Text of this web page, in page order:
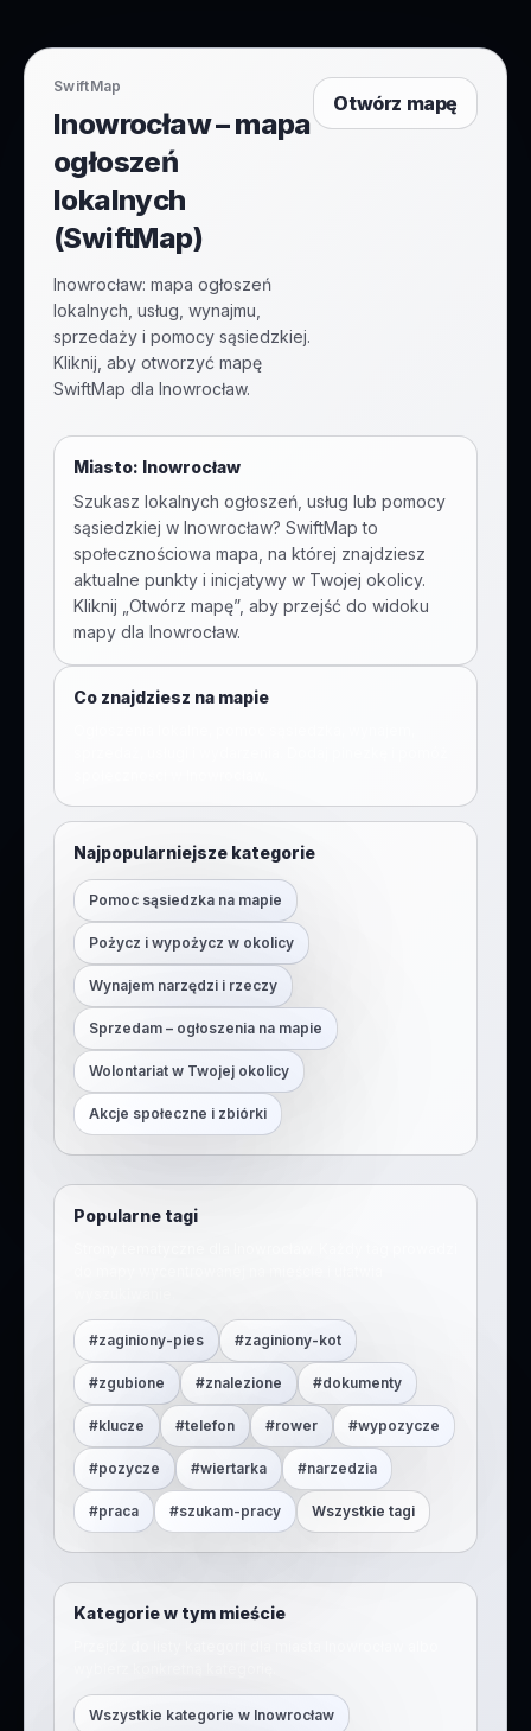
SwiftMap
Inowrocław – mapa
ogłoszeń
lokalnych
(SwiftMap)
Inowrocław: mapa ogłoszeń
lokalnych, usług, wynajmu,
sprzedaży i pomocy sąsiedzkiej.
Kliknij, aby otworzyć mapę
SwiftMap dla Inowrocław.
Otwórz mapę
Miasto: Inowrocław
Szukasz lokalnych ogłoszeń, usług lub pomocy
sąsiedzkiej w Inowrocław? SwiftMap to
społecznościowa mapa, na której znajdziesz
aktualne punkty i inicjatywy w Twojej okolicy.
Kliknij „Otwórz mapę”, aby przejść do widoku
mapy dla Inowrocław.
Co znajdziesz na mapie
Najpopularniejsze kategorie
Pomoc sąsiedzka na mapie
Pożycz i wypożycz w okolicy
Wynajem narzędzi i rzeczy
Sprzedam – ogłoszenia na mapie
Wolontariat w Twojej okolicy
Akcje społeczne i zbiórki
Popularne tagi
#zaginiony-pies #zaginiony-kot
#zgubione #znalezione #dokumenty
#klucze #telefon #rower #wypozycze
#pozycze #wiertarka #narzedzia
#praca #szukam-pracy Wszystkie tagi
Kategorie w tym mieście
Wszystkie kategorie w Inowrocław